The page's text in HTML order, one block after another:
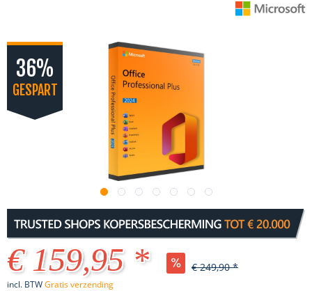
36%
GESPART
€ 159,95 * € 249,90 *
incl. BTWGratis verzending